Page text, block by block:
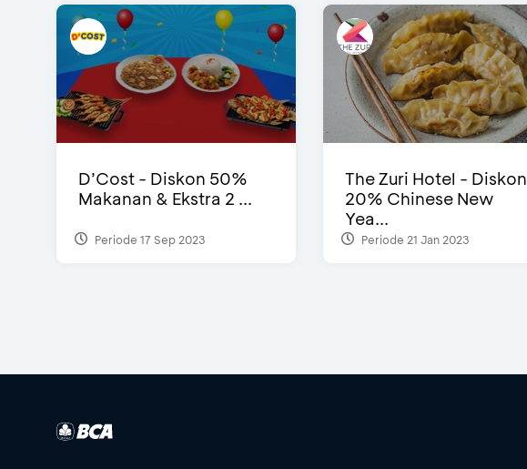
D’Cost - Diskon 50%
Makanan & Ekstra 2 ...
Periode 17 Sep 2023
The Zuri Hotel - Diskon
20% Chinese New
Yea...
Periode 21 Jan 2023